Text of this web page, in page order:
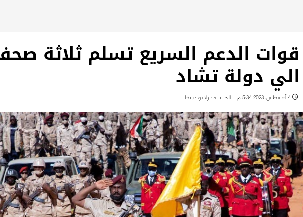
قوات الدعم السريع تسلم ثلاثة
الي دولة تشاد
4 أغسطس، 2023 5:34 م الجنينة : راديو دبنقا